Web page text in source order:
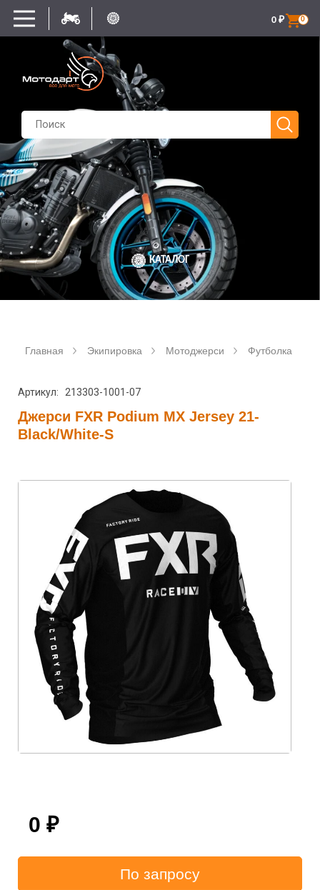
0
0 ₽
КАТАЛОГ
Главная Экипировка Мотоджерси Футболка для
Артикул: 213303-1001-07
Джерси FXR Podium MX Jersey 21-
Black/White-S
0 ₽